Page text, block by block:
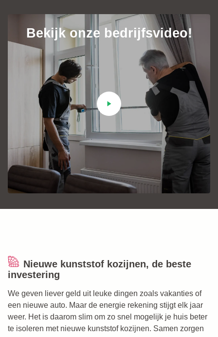
Bekijk onze bedrijfsvideo!
Contact
+31 (0)184 - 76 07 60
Nieuwe kunststof kozijnen, de beste
investering
We geven liever geld uit leuke dingen zoals vakanties of
een nieuwe auto. Maar de energie rekening stijgt elk jaar
weer. Het is daarom slim om zo snel mogelijk je huis beter
te isoleren met nieuwe kunststof kozijnen. Samen zorgen